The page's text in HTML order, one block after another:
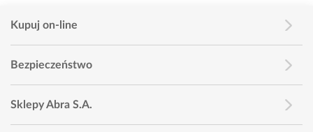
Kupuj on-line
Bezpieczeństwo
Sklepy Abra S.A.